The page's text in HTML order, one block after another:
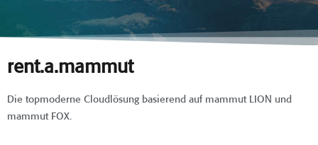
rent.a.mammut
Die topmoderne Cloudlösung basierend auf mammut LION und
mammut FOX.